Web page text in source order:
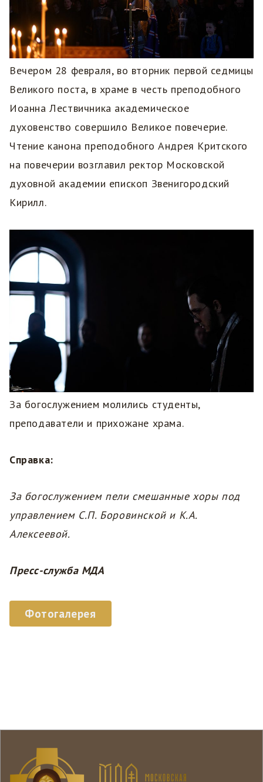
Вечером 28 февраля, во вторник первой седмицы
Великого поста, в храме в честь преподобного
Иоанна Лествичника академическое
духовенство совершило Великое повечерие.
Чтение канона преподобного Андрея Критского
на повечерии возглавил ректор Московской
духовной академии епископ Звенигородский
Кирилл.
За богослужением молились студенты,
преподаватели и прихожане храма.
Справка:
За богослужением пели смешанные хоры под
управлением С.П. Боровинской и К.А.
Алексеевой.
Пресс-служба МДА
Фотогалерея